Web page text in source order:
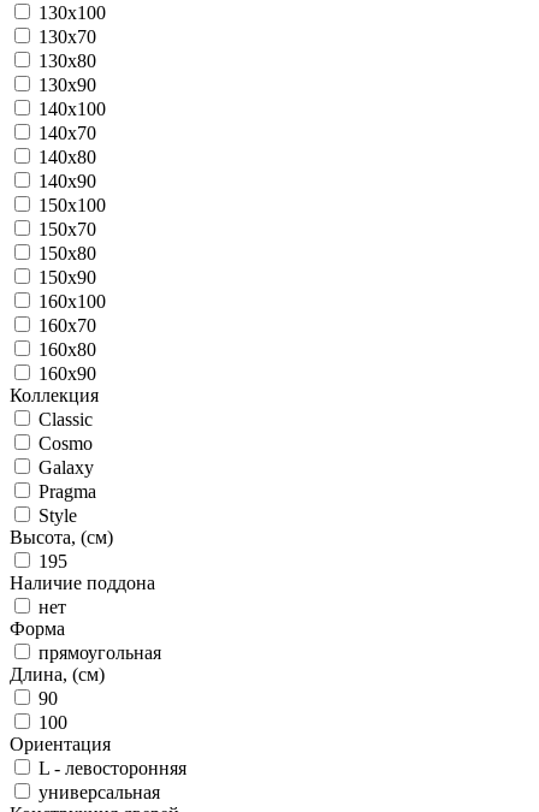
130x100
130x70
130x80
130x90
140x100
140x70
140x80
140x90
150x100
150x70
150x80
150x90
160x100
160x70
160x80
160x90
Коллекция
Classic
Cosmo
Galaxy
Pragma
Style
Высота, (см)
195
Наличие поддона
нет
Форма
прямоугольная
Длина, (см)
90
100
Ориентация
L - левосторонняя
универсальная